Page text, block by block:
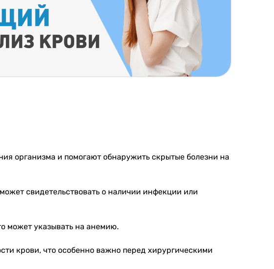
организма и помогают обнаружить скрытые болезни на
свидетельствовать о наличии инфекции или
может указывать на анемию.
крови, что особенно важно перед хирургическими